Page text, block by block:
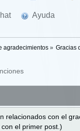
Ayuda
agradecimientos» Gracias
relacionados con el
el primer post.)